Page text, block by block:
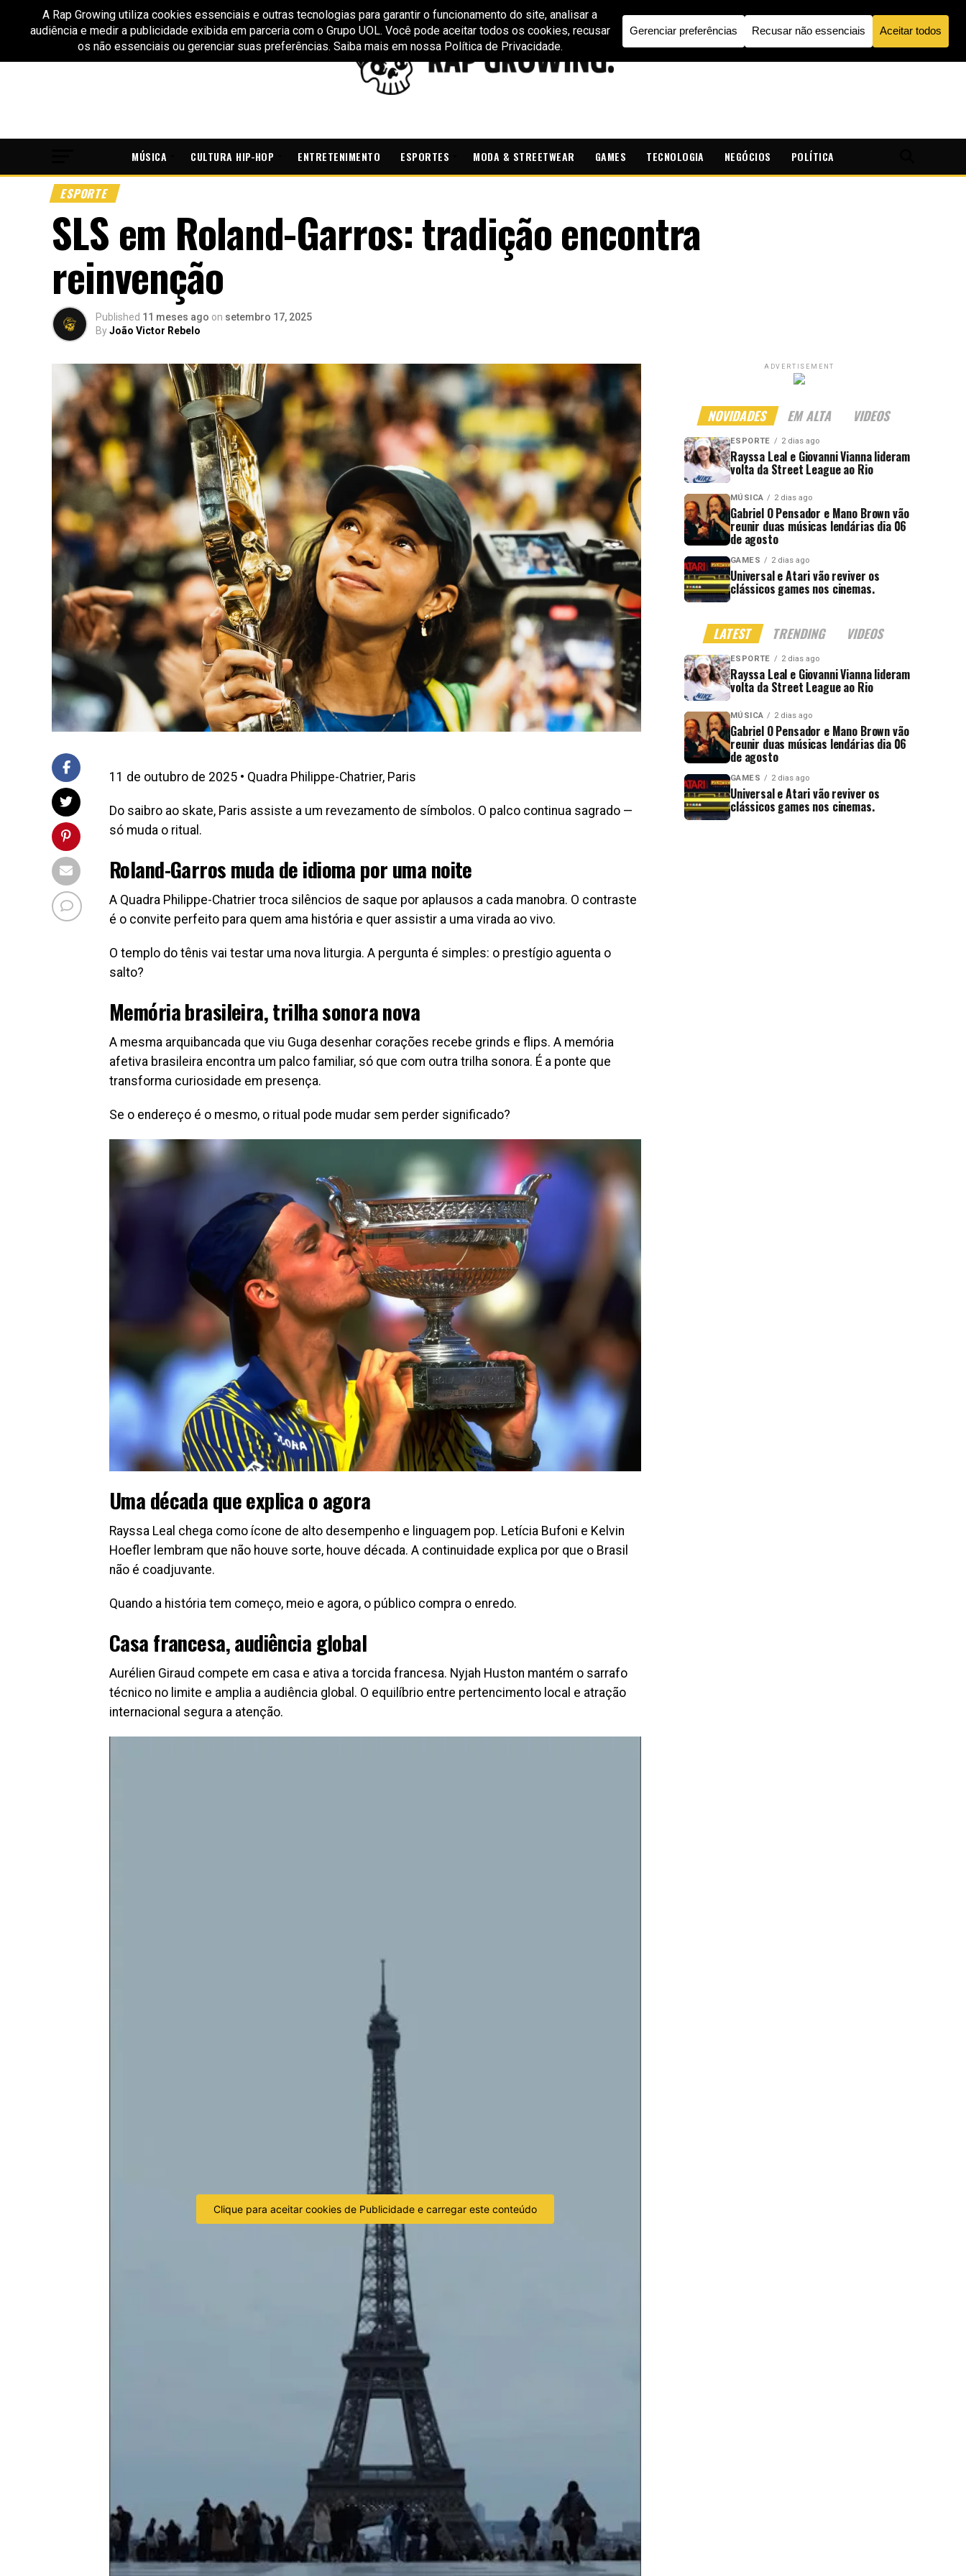
MÚSICA CULTURA HIP-HOP ENTRETENIMENTO ESPORTES MODA & STREETWEAR GAMES TECNOLOGIA NEGÓCIOS POLÍTICA
ESPORTE
SLS em Roland-Garros: tradição encontra
reinvenção
Published 11 meses ago on setembro 17, 2025
ByJoão Victor Rebelo
11 de outubro de 2025 • Quadra Philippe-Chatrier, Paris
Do saibro ao skate, Paris assiste a um revezamento de símbolos. O palco continua sagrado —
só muda o ritual.
Roland-Garros muda de idioma por uma noite
A Quadra Philippe-Chatrier troca silêncios de saque por aplausos a cada manobra. O contraste
é o convite perfeito para quem ama história e quer assistir a uma virada ao vivo.
O templo do tênis vai testar uma nova liturgia. A pergunta é simples: o prestígio aguenta o
salto?
Memória brasileira, trilha sonora nova
A mesma arquibancada que viu Guga desenhar corações recebe grinds e flips. A memória
afetiva brasileira encontra um palco familiar, só que com outra trilha sonora. É a ponte que
transforma curiosidade em presença.
Se o endereço é o mesmo, o ritual pode mudar sem perder significado?
Uma década que explica o agora
Rayssa Leal chega como ícone de alto desempenho e linguagem pop. Letícia Bufoni e Kelvin
Hoefler lembram que não houve sorte, houve década. A continuidade explica por que o Brasil
não é coadjuvante.
Quando a história tem começo, meio e agora, o público compra o enredo.
Casa francesa, audiência global
Aurélien Giraud compete em casa e ativa a torcida francesa. Nyjah Huston mantém o sarrafo
técnico no limite e amplia a audiência global. O equilíbrio entre pertencimento local e atração
internacional segura a atenção.
Clique para aceitar cookies de Publicidade e carregar este conteúdo
ADVERTISEMENT
NOVIDADES EM ALTA VIDEOS
ESPORTE 2 dias ago
Rayssa Leal e Giovanni Vianna lideram
volta da Street League ao Rio
MÚSICA 2 dias ago
Gabriel O Pensador e Mano Brown vão
reunir duas músicas lendárias dia 06
de agosto
GAMES 2 dias ago
Universal e Atari vão reviver os
clássicos games nos cinemas.
LATEST TRENDING VIDEOS
ESPORTE 2 dias ago
Rayssa Leal e Giovanni Vianna lideram
volta da Street League ao Rio
MÚSICA 2 dias ago
Gabriel O Pensador e Mano Brown vão
reunir duas músicas lendárias dia 06
de agosto
GAMES 2 dias ago
Universal e Atari vão reviver os
clássicos games nos cinemas.